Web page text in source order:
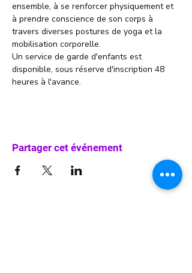
ensemble, à se renforcer physiquement et
à prendre conscience de son corps à
travers diverses postures de yoga et la
mobilisation corporelle.
Un service de garde d'enfants est
disponible, sous réserve d'inscription 48
heures à l'avance.
Partager cet événement